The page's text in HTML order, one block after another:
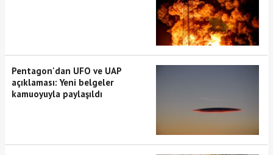
Pentagon'dan UFO ve UAP
açıklaması: Yeni belgeler
kamuoyuyla paylaşıldı